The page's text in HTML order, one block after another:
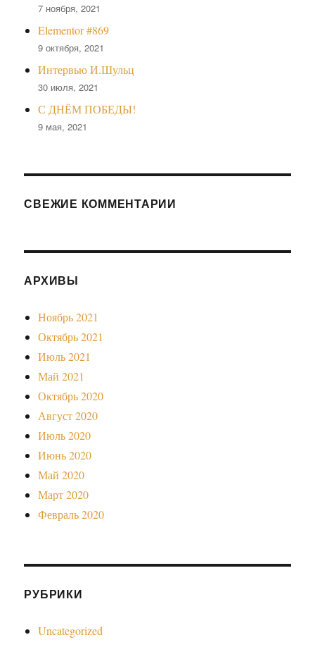
7 ноября, 2021
Elementor #869
9 октября, 2021
Интервью И.Шульц
30 июля, 2021
С ДНЁМ ПОБЕДЫ!
9 мая, 2021
СВЕЖИЕ КОММЕНТАРИИ
АРХИВЫ
Ноябрь 2021
Октябрь 2021
Июль 2021
Май 2021
Октябрь 2020
Август 2020
Июль 2020
Июнь 2020
Май 2020
Март 2020
Февраль 2020
РУБРИКИ
Uncategorized